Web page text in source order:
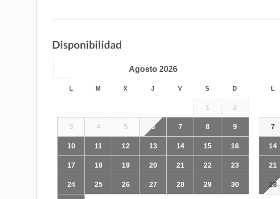
Disponibilidad
Agosto 2026
L M X J V S D
1 2
3 4 5 6 7 8 9
10 11 12 13 14 15 16
17 18 19 20 21 22 23
24 25 26 27 28 29 30
L
7
14
21
28